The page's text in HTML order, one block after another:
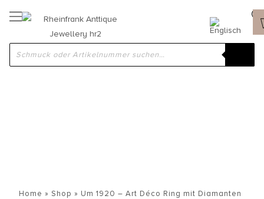
Home » Shop » Um 1920 – Art Déco Ring mit Diamanten